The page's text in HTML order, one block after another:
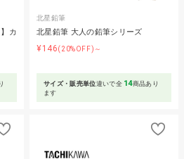
カ
北星鉛筆
北星鉛筆 大人の鉛筆シリーズ
¥146(20%OFF)～
サイズ・販売単位違いで全 14商品あり
ます